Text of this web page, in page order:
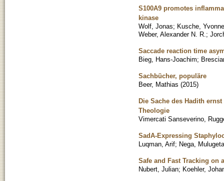
S100A9 promotes
kinase
Wolf, Jonas; Kusche, Yvonne
Weber, Alexander N. R. ;
Saccade reaction time
Bieg, Hans-Joachim;
Sachbücher, populäre
Beer, Mathias (2015)
Die Sache des Hadith
Theologie
Vimercati Sanseverino,
SadA-Expressing
Luqman, Arif; Nega, Mulugeta
Safe and Fast Tracking on
Nubert, Julian; Koehler,